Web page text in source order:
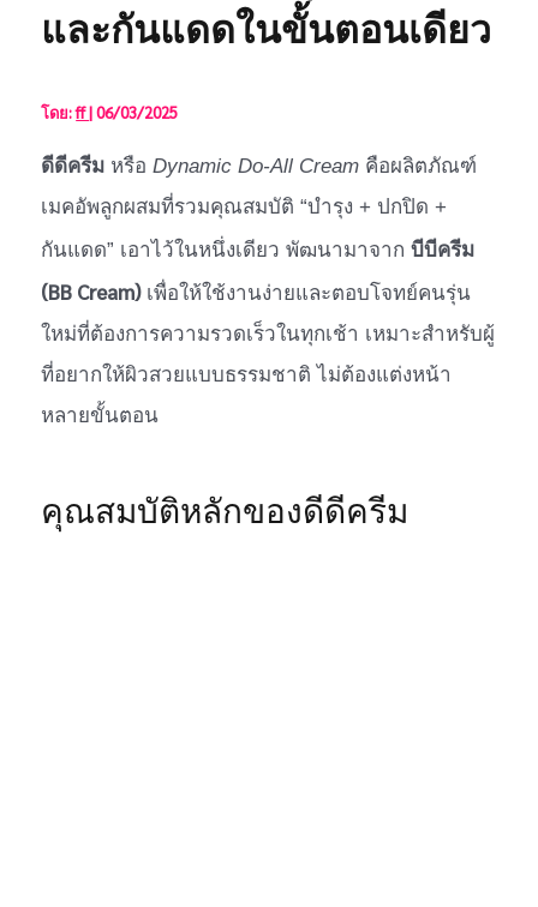
และกันแดดในขั้นตอนเดียว
โดย:ff|06/03/2025
ดีดีครีม หรือDynamic Do-All Cream คือผลิตภัณฑ์
เมคอัพลูกผสมที่รวมคุณสมบัติ “บำรุง + ปกปิด +
กันแดด” เอาไว้ในหนึ่งเดียว พัฒนามาจากบีบีครีม
(BB Cream)เพื่อให้ใช้งานง่ายและตอบโจทย์คนรุ่น
ใหม่ที่ต้องการความรวดเร็วในทุกเช้า เหมาะสำหรับผู้
ที่อยากให้ผิวสวยแบบธรรมชาติ ไม่ต้องแต่งหน้า
หลายขั้นตอน
คุณสมบัติหลักของดีดีครีม